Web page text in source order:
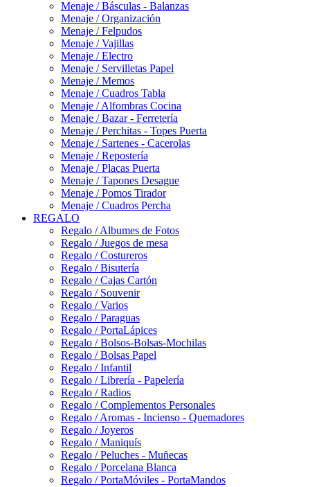
Menaje / Básculas - Balanzas
Menaje / Organización
Menaje / Felpudos
Menaje / Vajillas
Menaje / Electro
Menaje / Servilletas Papel
Menaje / Memos
Menaje / Cuadros Tabla
Menaje / Alfombras Cocina
Menaje / Bazar - Ferretería
Menaje / Perchitas - Topes Puerta
Menaje / Sartenes - Cacerolas
Menaje / Repostería
Menaje / Placas Puerta
Menaje / Tapones Desague
Menaje / Pomos Tirador
Menaje / Cuadros Percha
REGALO
Regalo / Albumes de Fotos
Regalo / Juegos de mesa
Regalo / Costureros
Regalo / Bisutería
Regalo / Cajas Cartón
Regalo / Souvenir
Regalo / Varios
Regalo / Paraguas
Regalo / PortaLápices
Regalo / Bolsos-Bolsas-Mochilas
Regalo / Bolsas Papel
Regalo / Infantil
Regalo / Librería - Papelería
Regalo / Radios
Regalo / Complementos Personales
Regalo / Aromas - Incienso - Quemadores
Regalo / Joyeros
Regalo / Maniquís
Regalo / Peluches - Muñecas
Regalo / Porcelana Blanca
Regalo / PortaMóviles - PortaMandos